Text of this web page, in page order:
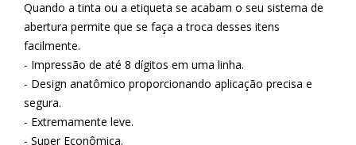
Quando a tinta ou a etiqueta se acabam o seu sistema de
abertura permite que se faça a troca desses itens
facilmente.
- Impressão de até 8 dígitos em uma linha.
- Design anatômico proporcionando aplicação precisa e
segura.
- Extremamente leve.
- Super Econômica.